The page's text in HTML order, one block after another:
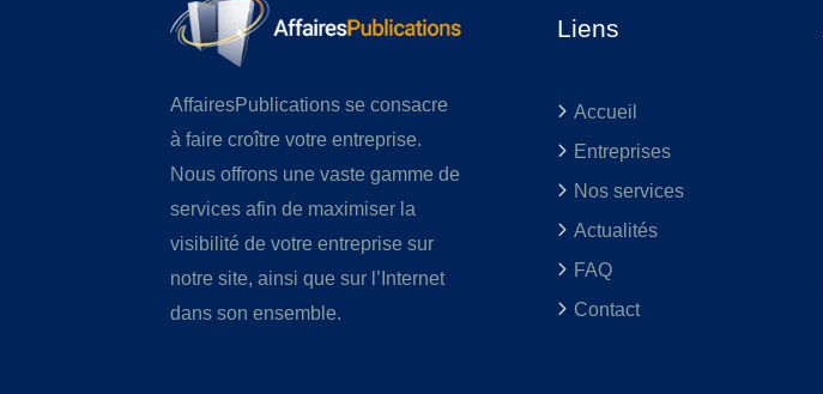
AffairesPublications se consacre
à faire croître votre entreprise.
Nous offrons une vaste gamme de
services afin de maximiser la
visibilité de votre entreprise sur
notre site, ainsi que sur l’Internet
dans son ensemble.
Liens
Accueil
Entreprises
Nos services
Actualités
FAQ
Contact